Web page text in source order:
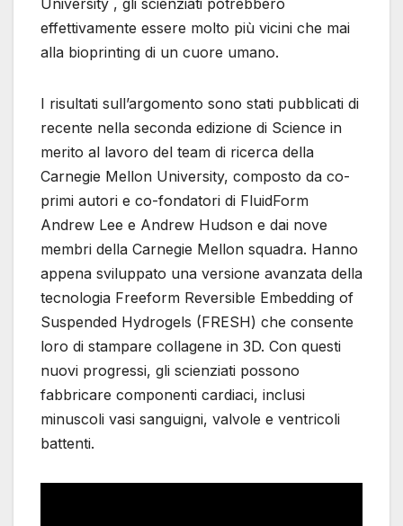
University , gli scienziati potrebbero
effettivamente essere molto più vicini che mai
alla bioprinting di un cuore umano.
I risultati sull’argomento sono stati pubblicati di
recente nella seconda edizione di Science in
merito al lavoro del team di ricerca della
Carnegie Mellon University, composto da co-
primi autori e co-fondatori di FluidForm
Andrew Lee e Andrew Hudson e dai nove
membri della Carnegie Mellon squadra. Hanno
appena sviluppato una versione avanzata della
tecnologia Freeform Reversible Embedding of
Suspended Hydrogels (FRESH) che consente
loro di stampare collagene in 3D. Con questi
nuovi progressi, gli scienziati possono
fabbricare componenti cardiaci, inclusi
minuscoli vasi sanguigni, valvole e ventricoli
battenti.